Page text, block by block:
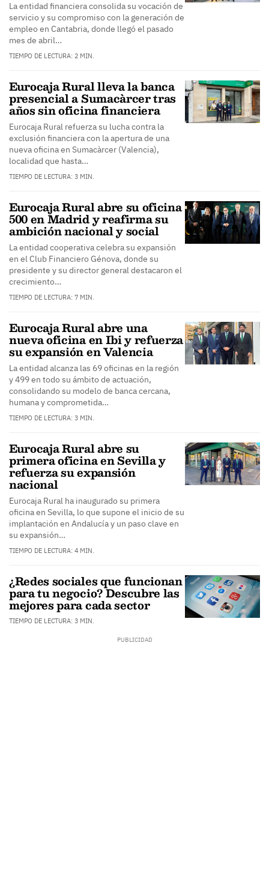
La entidad financiera consolida su vocación de
servicio y su compromiso con la generación de
empleo en Cantabria, donde llegó el pasado
mes de abril…
TIEMPO DE LECTURA: 2 MIN.
Eurocaja Rural lleva la banca
presencial a Sumacàrcer tras
años sin oficina financiera
Eurocaja Rural refuerza su lucha contra la
exclusión financiera con la apertura de una
nueva oficina en Sumacàrcer (Valencia),
localidad que hasta…
TIEMPO DE LECTURA: 3 MIN.
Eurocaja Rural abre su oficina
500 en Madrid y reafirma su
ambición nacional y social
La entidad cooperativa celebra su expansión
en el Club Financiero Génova, donde su
presidente y su director general destacaron el
crecimiento…
TIEMPO DE LECTURA: 7 MIN.
Eurocaja Rural abre una
nueva oficina en Ibi y refuerza
su expansión en Valencia
La entidad alcanza las 69 oficinas en la región
y 499 en todo su ámbito de actuación,
consolidando su modelo de banca cercana,
humana y comprometida…
TIEMPO DE LECTURA: 3 MIN.
Eurocaja Rural abre su
primera oficina en Sevilla y
refuerza su expansión
nacional
Eurocaja Rural ha inaugurado su primera
oficina en Sevilla, lo que supone el inicio de su
implantación en Andalucía y un paso clave en
su expansión…
TIEMPO DE LECTURA: 4 MIN.
¿Redes sociales que funcionan
para tu negocio? Descubre las
mejores para cada sector
TIEMPO DE LECTURA: 3 MIN.